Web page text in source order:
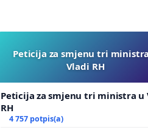
Peticija za smjenu tri
Vladi RH
Peticija za smjenu tri ministra u
RH
4 757 potpis(a)